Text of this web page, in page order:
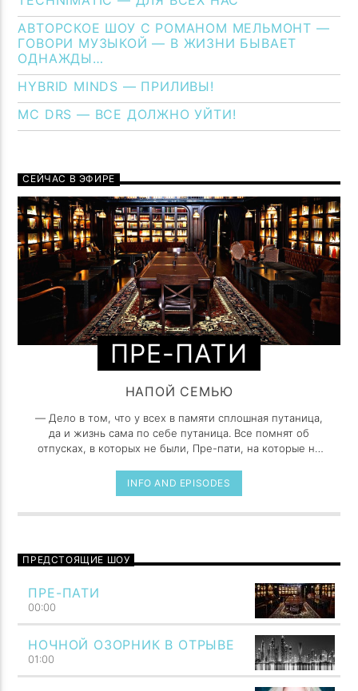
АВТОРСКОЕ ШОУ С РОМАНОМ МЕЛЬМОНТ —
ГОВОРИ МУЗЫКОЙ — В ЖИЗНИ БЫВАЕТ
ОДНАЖДЫ…
HYBRID MINDS — ПРИЛИВЫ!
MC DRS — ВСЕ ДОЛЖНО УЙТИ!
СЕЙЧАС В ЭФИРЕ
ПРЕ-ПАТИ
НАПОЙ СЕМЬЮ
— Дело в том, что у всех в памяти сплошная путаница,
да и жизнь сама по себе путаница. Все помнят об
отпусках, в которых не были, Пре-пати, на которые не
чувствуют, что знают их всю свою жизнь. Время
постоянно переписывается, каждый день. Люди
думают, что у них с памятью плохо, но наоборот, у них
INFO AND EPISODES
ПРЕДСТОЯЩИЕ ШОУ
ПРЕ-ПАТИ
00:00
НОЧНОЙ ОЗОРНИК В ОТРЫВЕ
01:00